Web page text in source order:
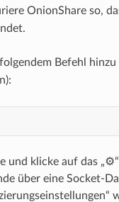
OnionShare so,
Befehl hinzu
klicke auf das
über eine Socket-